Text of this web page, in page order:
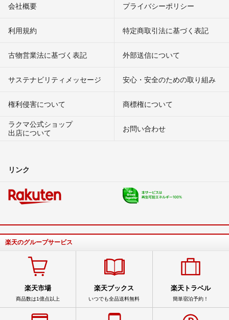
会社概要 プライバシーポリシー
利用規約 特定商取引法に基づく表記
古物営業法に基づく表記 外部送信について
サステナビリティメッセージ 安心・安全のための取り組み
権利侵害について
商標権について
ラクマ公式ショップ
出店について
お問い合わせ
リンク
楽天のグループサービス
楽天市場
商品数は1億点以上
楽天ブックス
いつでも全品送料無料
楽天トラベル
簡単宿泊予約！